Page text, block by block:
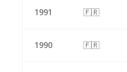
1991 🇫🇷
1990 🇫🇷